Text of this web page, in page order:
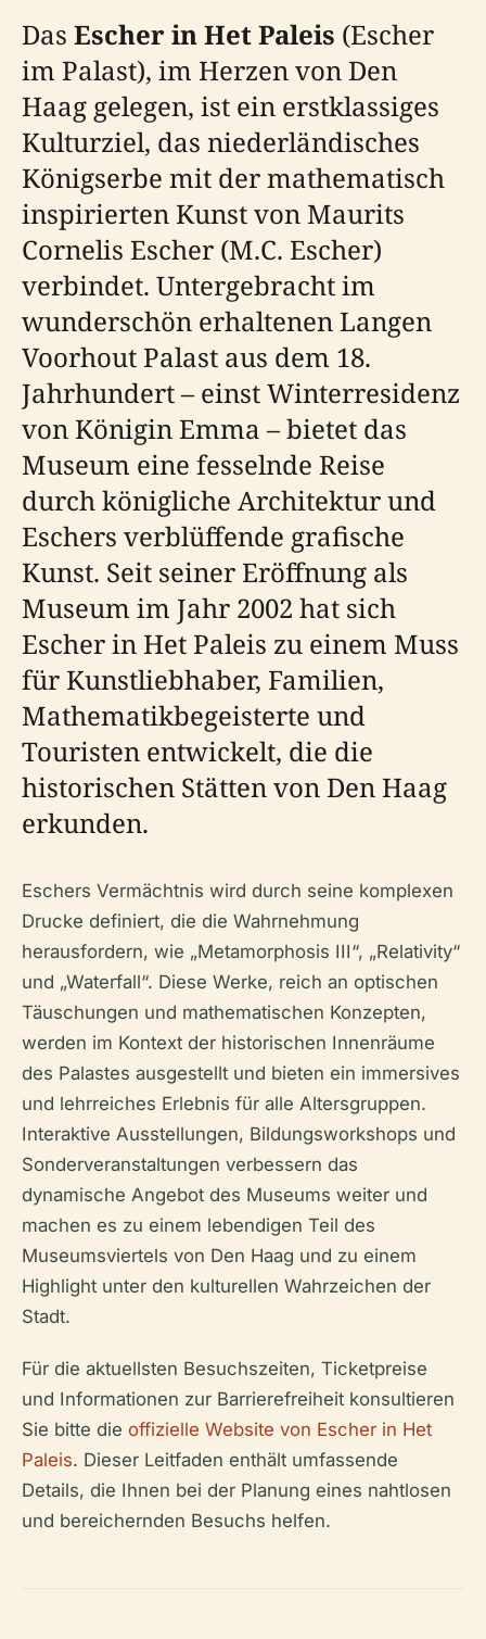
Das Escher in Het Paleis (Escher
im Palast), im Herzen von Den
Haag gelegen, ist ein erstklassiges
Kulturziel, das niederländisches
Königserbe mit der mathematisch
inspirierten Kunst von Maurits
Cornelis Escher (M.C. Escher)
verbindet. Untergebracht im
wunderschön erhaltenen Langen
Voorhout Palast aus dem 18.
Jahrhundert – einst Winterresidenz
von Königin Emma – bietet das
Museum eine fesselnde Reise
durch königliche Architektur und
Eschers verblüffende grafische
Kunst. Seit seiner Eröffnung als
Museum im Jahr 2002 hat sich
Escher in Het Paleis zu einem Muss
für Kunstliebhaber, Familien,
Mathematikbegeisterte und
Touristen entwickelt, die die
historischen Stätten von Den Haag
erkunden.
Eschers Vermächtnis wird durch seine komplexen
Drucke definiert, die die Wahrnehmung
herausfordern, wie „Metamorphosis III“, „Relativity“
und „Waterfall“. Diese Werke, reich an optischen
Täuschungen und mathematischen Konzepten,
werden im Kontext der historischen Innenräume
des Palastes ausgestellt und bieten ein immersives
und lehrreiches Erlebnis für alle Altersgruppen.
Interaktive Ausstellungen, Bildungsworkshops und
Sonderveranstaltungen verbessern das
dynamische Angebot des Museums weiter und
machen es zu einem lebendigen Teil des
Museumsviertels von Den Haag und zu einem
Highlight unter den kulturellen Wahrzeichen der
Stadt.
Für die aktuellsten Besuchszeiten, Ticketpreise
und Informationen zur Barrierefreiheit konsultieren
Sie bitte die offizielle Website von Escher in Het
Paleis. Dieser Leitfaden enthält umfassende
Details, die Ihnen bei der Planung eines nahtlosen
und bereichernden Besuchs helfen.